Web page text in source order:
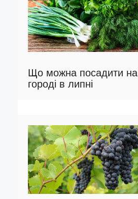
Що можна посадити на
городі в липні